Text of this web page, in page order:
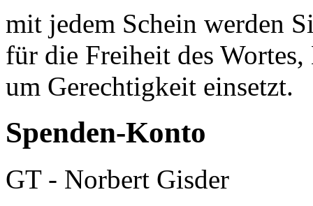
mit jedem Schein werden
für die Freiheit des
um Gerechtigkeit einsetzt.
Spenden-Konto
GT - Norbert Gisder